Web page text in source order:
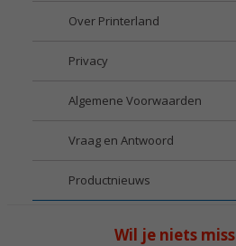
Over Printerland
Privacy
Algemene Voorwaarden
Vraag en Antwoord
Productnieuws
Wil je niets